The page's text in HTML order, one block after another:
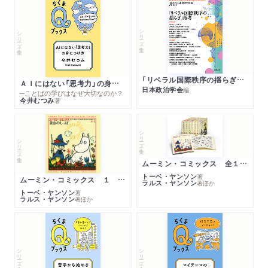
シリーズ・全集
ＡＩにはない「思考力」の身につけ方
─ことばの学びはなぜ大切なのか？
今井むつみ著
シリーズ・全集
「リベラル国際秩序の揺らぎ」再考 年報政治学２０２６‐Ⅰ
日本政治学会編
シリーズ・全集
ムーミン・コミックス １ 黄金のしっぽ
トーベ・ヤンソン著
ラルス・ヤンソン著ほか
シリーズ・全集
ムーミン・コミックス 全１４巻セット
トーベ・ヤンソン著
ラルス・ヤンソン著ほか
シリーズ・全集 シリーズ・全集